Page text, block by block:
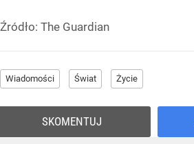
Źródło: The Guardian
Wiadomości Świat Życie
SKOMENTUJ